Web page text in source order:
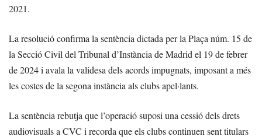
2021.
La resolució confirma la sentència dictada per la Plaça núm. 15 de
la Secció Civil del Tribunal d’Instància de Madrid el 19 de febrer
de 2024 i avala la validesa dels acords impugnats, imposant a més
les costes de la segona instància als clubs apel·lants.
La sentència rebutja que l’operació suposi una cessió dels drets
audiovisuals a CVC i recorda que els clubs continuen sent titulars